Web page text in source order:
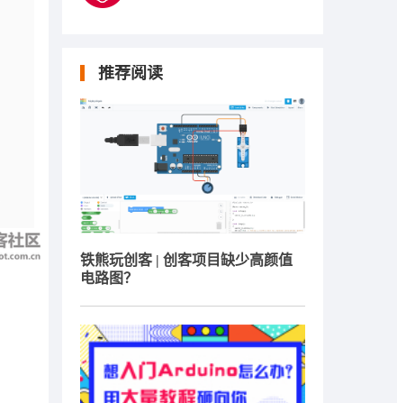
推荐阅读
铁熊玩创客 | 创客项目缺少高颜值
电路图？